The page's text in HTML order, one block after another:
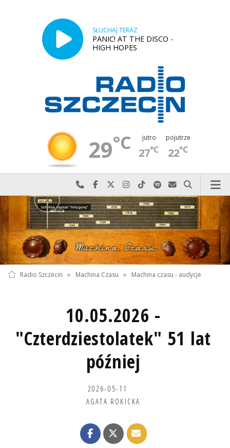
SŁUCHAJ TERAZ
PANIC! AT THE DISCO -
HIGH HOPES
29°C jutro
27°C
pojutrze
22°C
Najlepiej po prostu do nas zadzwoń
Odwiedź nas na Facebook-u
Odwiedź nas na X
Odwiedź nas na Instagram-ie
Odwiedź nas na TikTok-u
Szukaj nas na Spotify
Wyślij do nas
Szukaj
Radio Szczecin » Machina Czasu » Machina czasu - audycje
10.05.2026 -
"Czterdziestolatek" 51 lat
później
2026-05-11
AGATA ROKICKA